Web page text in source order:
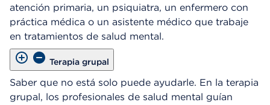
atención primaria, un psiquiatra, un enfermero con
práctica médica o un asistente médico que trabaje
en tratamientos de salud mental.
Terapia grupal
Saber que no está solo puede ayudarle. En la terapia
grupal, los profesionales de salud mental guían